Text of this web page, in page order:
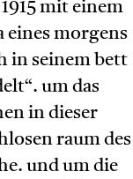
mit einem
eines morgens
in seinem bett
um das
in dieser
raum des
und um die